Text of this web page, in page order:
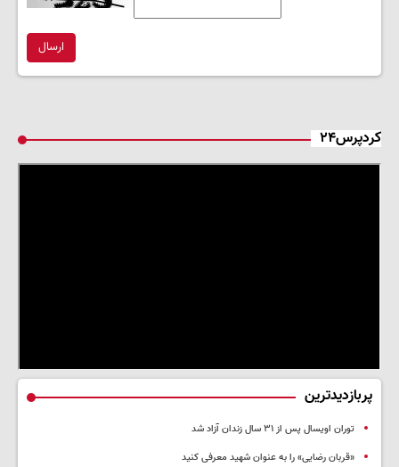
ارسال
کردپرس۲۴
پربازدیدترین
توران اویسال پس از ۳۱ سال زندان آزاد شد
«قربان رضایی» را به عنوان شهید معرفی کنید